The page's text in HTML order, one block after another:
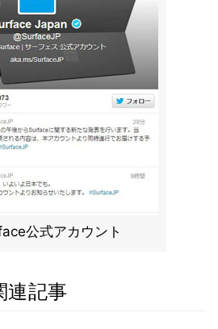
公式アカウント
連記事